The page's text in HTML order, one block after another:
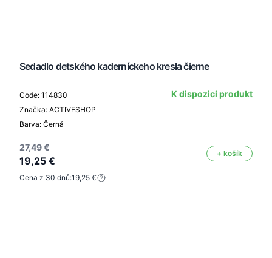
Sedadlo detského kaderníckeho kresla čierne
Code: 114830
Značka: ACTIVESHOP
Barva: Černá
K dispozici produkt
27,49 €
19,25 €
+ košík
Cena z 30 dnů:19,25 €